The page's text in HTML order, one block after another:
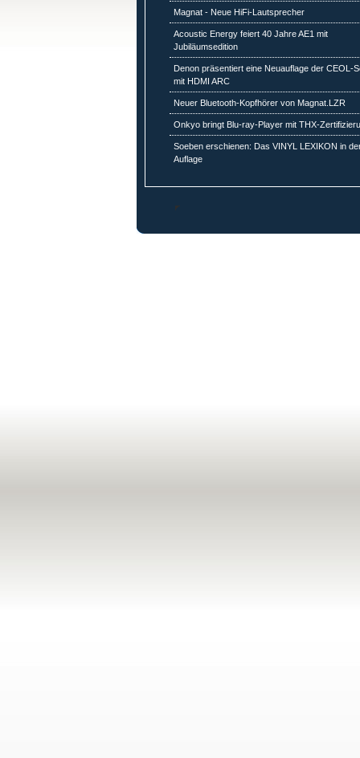
Magnat - Neue HiFi-Lautsprecher
Acoustic Energy feiert 40 Jahre AE1 mit
Jubiläumsedition
Denon präsentiert eine Neuauflage der CEOL-
mit HDMI ARC
Neuer Bluetooth-Kopfhörer von Magnat.LZR
Onkyo bringt Blu-ray-Player mit THX-
Soeben erschienen: Das VINYL LEXIKON in
Auflage